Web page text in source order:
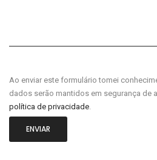
Ao enviar este formulário tomei
dados serão mantidos em segurança de
política de privacidade
ENVIAR